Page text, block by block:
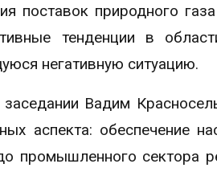
поставок природного
тенденции в
негативную ситуацию.
Вадим
аспекта: обеспечение
промышленного сектора